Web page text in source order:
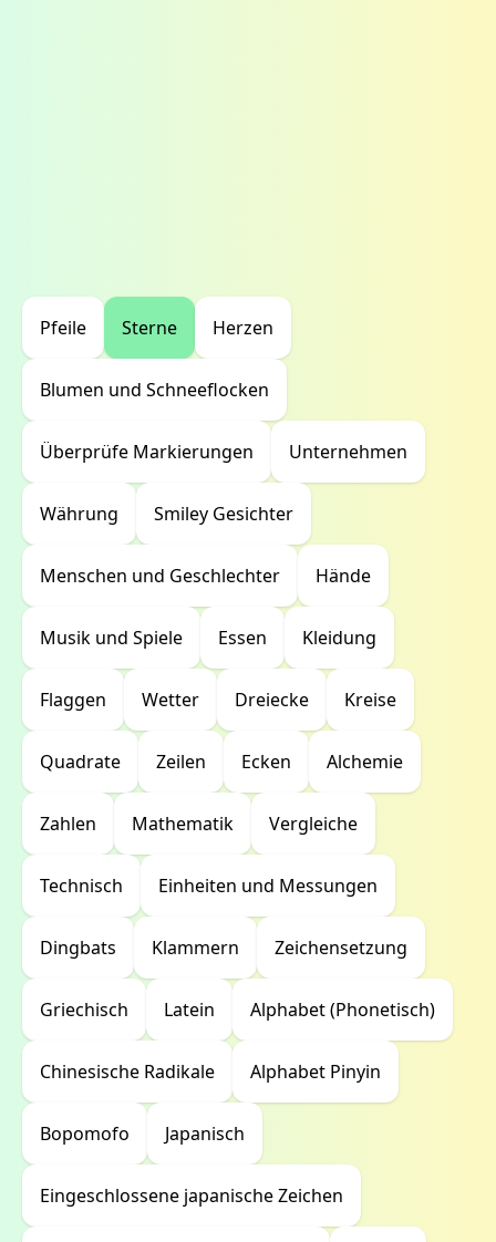
Pfeile Sterne Herzen
Blumen und Schneeflocken
Überprüfe Markierungen Unternehmen
Währung Smiley Gesichter
Menschen und Geschlechter Hände
Musik und Spiele Essen Kleidung
Flaggen Wetter Dreiecke Kreise
Quadrate Zeilen Ecken Alchemie
Zahlen Mathematik Vergleiche
Technisch Einheiten und Messungen
Dingbats Klammern Zeichensetzung
Griechisch Latein Alphabet (Phonetisch)
Chinesische Radikale Alphabet Pinyin
Bopomofo Japanisch
Eingeschlossene japanische Zeichen